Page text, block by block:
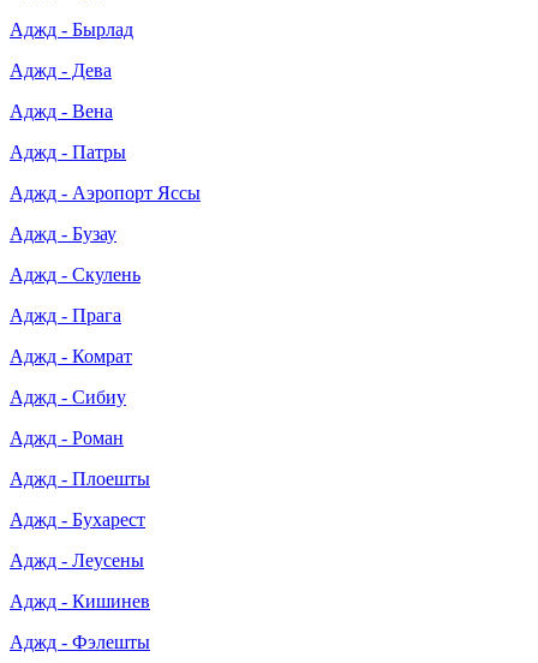
Аджд - Бырлад
Аджд - Дева
Аджд - Вена
Аджд - Патры
Аджд - Аэропорт Яссы
Аджд - Бузау
Аджд - Скулень
Аджд - Прага
Аджд - Комрат
Аджд - Сибиу
Аджд - Роман
Аджд - Плоешты
Аджд - Бухарест
Аджд - Леусены
Аджд - Кишинев
Аджд - Фэлешты